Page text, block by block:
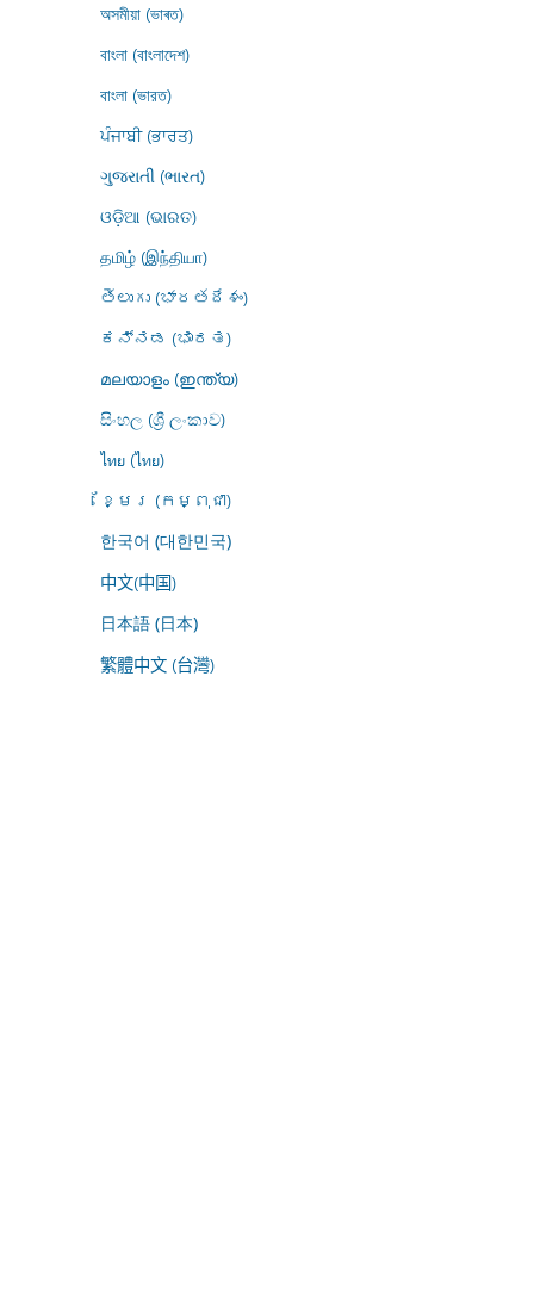
অসমীয়া (ভাৰত)
বাংলা (বাংলাদেশ)
বাংলা (ভারত)
ਪੰਜਾਬੀ (ਭਾਰਤ)
ગુજરાતી (ભારત)
ଓଡ଼ିଆ (ଭାରତ)
தமிழ் (இந்தியா)
తెలుగు (భారతదేశం)
ಕನ್ನಡ (ಭಾರತ)
മലയാളം (ഇന്ത്യ)
සිංහල (ශ්‍රී ලංකාව)
ไทย (ไทย)
ខ្មែរ (កម្ពុជា)
한국어 (대한민국)
中文(中国)
日本語 (日本)
繁體中文 (台灣)